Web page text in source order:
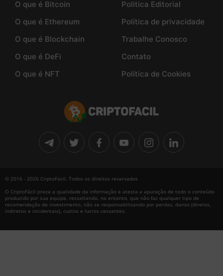
O que é Bitcoin
O que é Ethereum
O que é Blockchain
O que é DeFi
O que é NFT
Politica Editorial
Política de privacidade
Trabalhe Conosco
Contato
Política de Cookies
© 2016 - 2026 CriptoFacil. Todos os direitos reservados
O CriptoFácil preza a qualidade da informação e atesta a apuração de todo o conteúdo
produzido por sua equipe, ressaltando, no entanto, que não faz qualquer tipo de
recomendação de investimento, não se responsabilizando por perdas, danos (diretos,
indiretos e incidentais), custos e lucros cessantes.